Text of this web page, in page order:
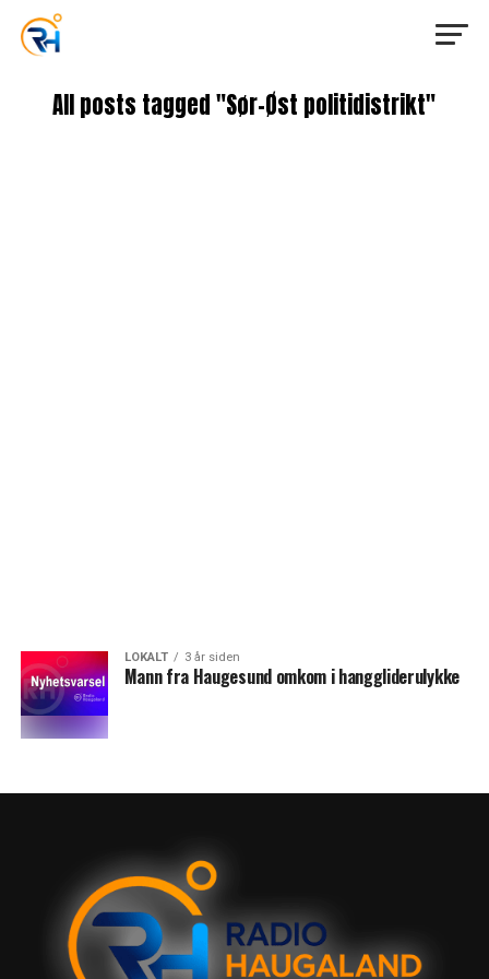
All posts tagged "Sør-Øst politidistrikt"
LOKALT 3 år siden
Mann fra Haugesund omkom i hanggliderulykke